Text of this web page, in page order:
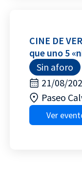
CINE DE
que uno 5
Sin aforo
21/08/
Paseo
Ver